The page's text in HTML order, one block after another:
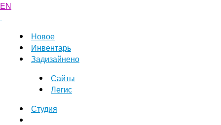
EN
Новое
Инвентарь
Задизайнено
Сайты
Легис
Студия